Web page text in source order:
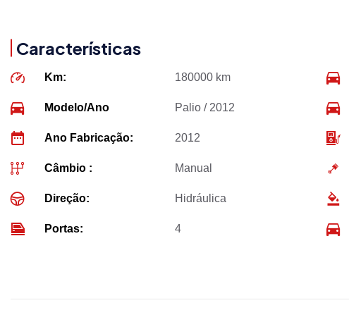
Características
Km: 180000 km
Modelo/Ano Palio / 2012
Ano Fabricação: 2012
Câmbio : Manual
Direção: Hidráulica
Portas: 4